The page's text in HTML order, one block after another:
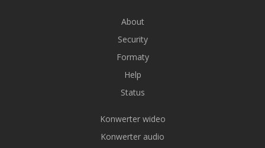
About
Security
Formaty
Help
Status
Konwerter wideo
Konwerter audio